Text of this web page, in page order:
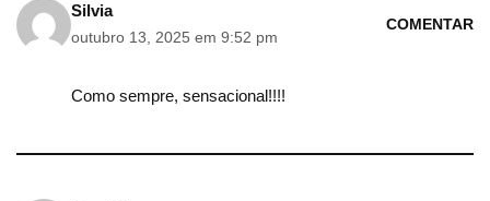
Silvia
outubro 13, 2025 em 9:52 pm
COMENTAR
Como sempre, sensacional!!!!